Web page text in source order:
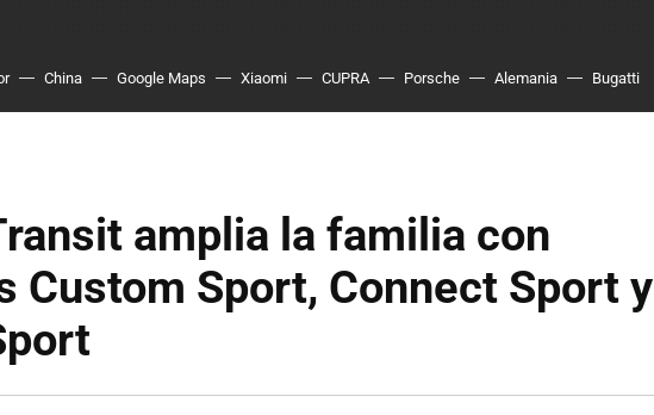
China Google Maps Xiaomi CUPRA Porsche Alemania Bugatti
amplia la familia con
Custom Sport, Connect Sport y